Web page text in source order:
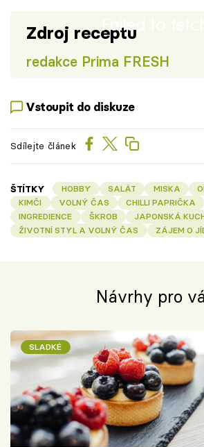
Failed to fetch
Zdroj receptu
redakce Prima FRESH
Vstoupit do diskuze
Sdílejte článek
ŠTÍTKY HOBBY SALÁT MISKA
KIMČI
VOLNÝ ČAS CHILLI PAPRIČKA
INGREDIENCE
ŠKROB
JAPONSKÁ
ŽIVOTNÍ STYL A VOLNÝ ČAS
ZÁJEM O
Návrhy pro
SLADKÉ